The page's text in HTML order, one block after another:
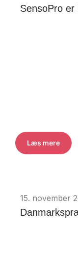
SensoPro er
Læs mere
15. november